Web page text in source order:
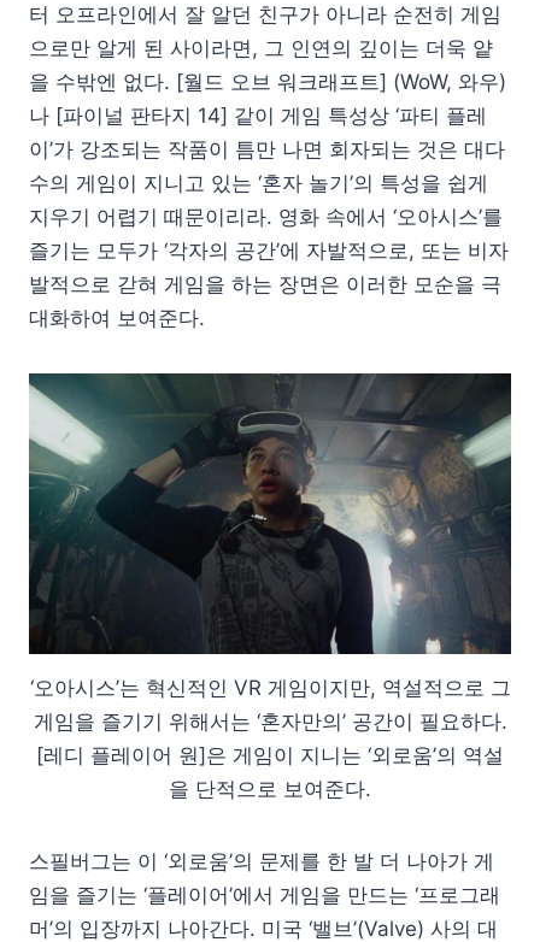
터 오프라인에서 잘 알던 친구가 아니라 순전히 게임
으로만 알게 된 사이라면, 그 인연의 깊이는 더욱 얕
을 수밖엔 없다. [월드 오브 워크래프트] (WoW, 와우)
나 [파이널 판타지 14] 같이 게임 특성상 ‘파티 플레
이’가 강조되는 작품이 틈만 나면 회자되는 것은 대다
수의 게임이 지니고 있는 ‘혼자 놀기’의 특성을 쉽게
지우기 어렵기 때문이리라. 영화 속에서 ‘오아시스’를
즐기는 모두가 ‘각자의 공간’에 자발적으로, 또는 비자
발적으로 갇혀 게임을 하는 장면은 이러한 모순을 극
대화하여 보여준다.
‘오아시스’는 혁신적인 VR 게임이지만, 역설적으로 그
게임을 즐기기 위해서는 ‘혼자만의’ 공간이 필요하다.
[레디 플레이어 원]은 게임이 지니는 ‘외로움’의 역설
을 단적으로 보여준다.
스필버그는 이 ‘외로움’의 문제를 한 발 더 나아가 게
임을 즐기는 ‘플레이어’에서 게임을 만드는 ‘프로그래
머’의 입장까지 나아간다. 미국 ‘밸브’(Valve) 사의 대